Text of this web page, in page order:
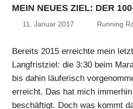
MEIN NEUES ZIEL: DER
11. Januar 2017 Running
Bereits 2015 erreichte mein
Langfristziel: die 3:30 beim
bis dahin läuferisch
erreicht. Das hat mich
beschäftigt. Doch was kommt